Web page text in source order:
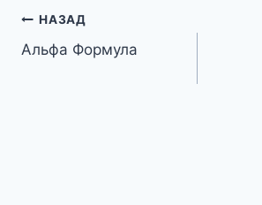
Навигация
по
НАЗАД
Альфа Формула